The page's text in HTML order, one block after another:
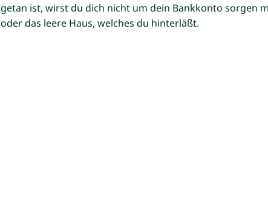
getan ist, wirst du dich nicht um dein Bankkonto sorgen
oder das leere Haus, welches du hinterläßt.